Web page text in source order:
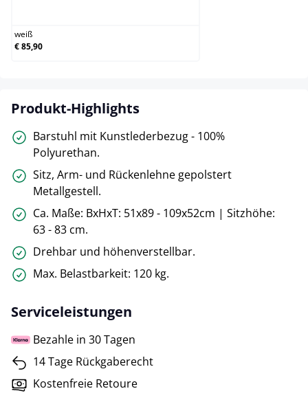
weiß
€ 85,90
Produkt-Highlights
Barstuhl mit Kunstlederbezug - 100%
Polyurethan.
Sitz, Arm- und Rückenlehne gepolstert
Metallgestell.
Ca. Maße: BxHxT: 51x89 - 109x52cm | Sitzhöhe:
63 - 83 cm.
Drehbar und höhenverstellbar.
Max. Belastbarkeit: 120 kg.
Serviceleistungen
Bezahle in 30 Tagen
14 Tage Rückgaberecht
Kostenfreie Retoure